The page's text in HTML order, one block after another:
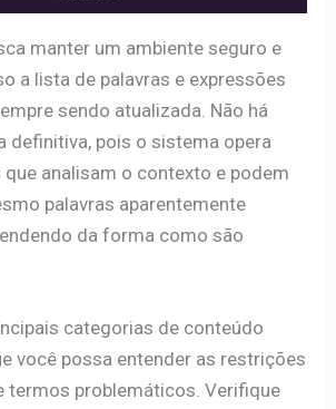
manter um ambiente seguro e
a lista de palavras e expressões
sendo atualizada. Não há
definitiva, pois o sistema opera
analisam o contexto e podem
palavras aparentemente
da forma como são
categorias de conteúdo
você possa entender as restrições
termos problemáticos. Verifique